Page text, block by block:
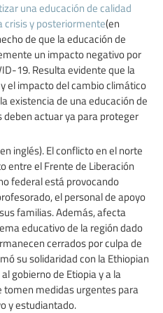
una educación de calidad
crisis y posteriormente(en
de que la educación de
un impacto negativo por
19. Resulta evidente que la
el impacto del cambio climático
existencia de una educación de
deben actuar ya para proteger
inglés). El conflicto en el norte
entre el Frente de Liberación
federal está provocando
el personal de apoyo
familias. Además, afecta
educativo de la región dado
cerrados por culpa de
su solidaridad con la Ethiopian
gobierno de Etiopia y a la
medidas urgentes para
y estudiantado.